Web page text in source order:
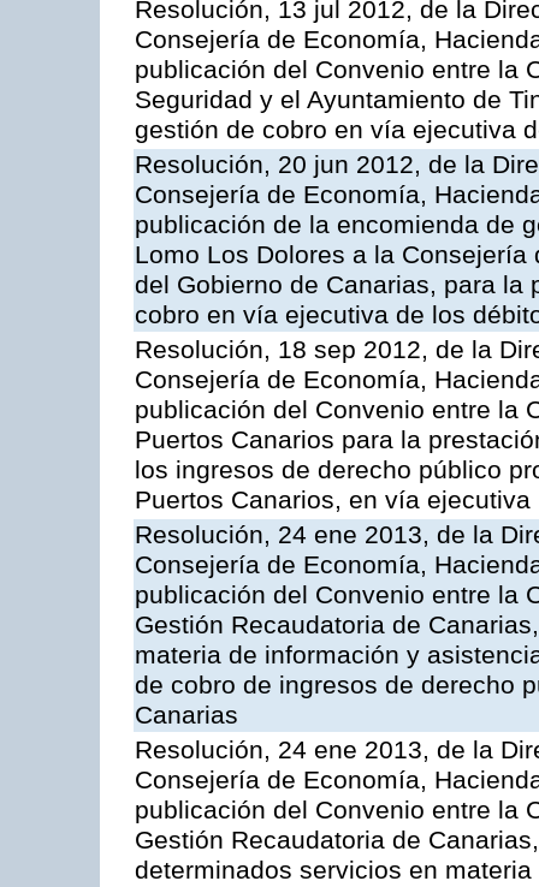
Resolución, 13 jul 2012, de la
Consejería de Economía,
publicación del Convenio entre la
Seguridad y el Ayuntamiento de
gestión de cobro en vía ejecutiva
Resolución, 20 jun 2012, de la
Consejería de Economía,
publicación de la encomienda de
Lomo Los Dolores a la
del Gobierno de Canarias, para
cobro en vía ejecutiva de los
Resolución, 18 sep 2012, de la
Consejería de Economía,
publicación del Convenio entre la
Puertos Canarios para la
los ingresos de derecho público
Puertos Canarios, en vía ejecutiva
Resolución, 24 ene 2013, de la
Consejería de Economía,
publicación del Convenio entre la
Gestión Recaudatoria de
materia de información y
de cobro de ingresos de derecho
Canarias
Resolución, 24 ene 2013, de la
Consejería de Economía,
publicación del Convenio entre la
Gestión Recaudatoria de
determinados servicios en materia